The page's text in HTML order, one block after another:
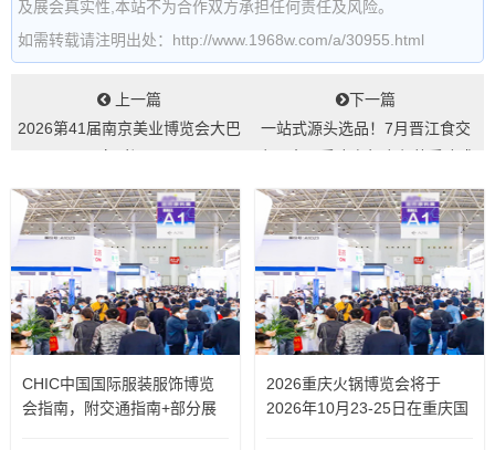
及展会真实性,本站不为合作双方承担任何责任及风险。
如需转载请注明出处：http://www.1968w.com/a/30955.html
上一篇
2026第41届南京美业博览会大巴
下一篇
一站式源头选品！7月晋江食交
会...
CHIC中国国际服装服饰博览
会指南，附交通指南+部分展
2026重庆火锅博览会将于
2026年10月23-25日在重庆国